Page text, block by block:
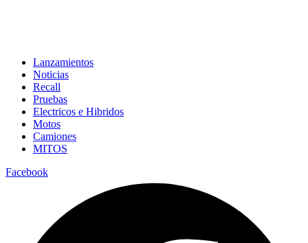
Lanzamientos
Noticias
Recall
Pruebas
Electricos e Hibridos
Motos
Camiones
MITOS
Facebook